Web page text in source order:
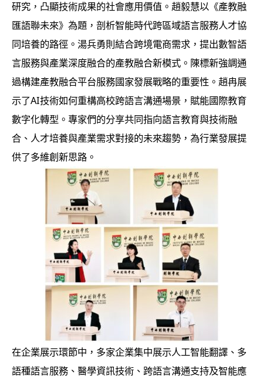
研究，凸顯技術成果的社會應用價值。趙毅慧以《產教融
匯語聯未來》為題，剖析智能時代跨區域語言服務人才協
同培養的路徑。湯兵勇則結合跨境電商需求，提出數智語
言服務與產業深度融合的產教融合新模式。陳標新強調通
過構建產教融合平台服務國家發展戰略的重要性。趙冉展
示了AI技術如何重構高校跨語言溝通場景，賦能國際教育
數字化轉型。專家們的分享共同指向語言教育與技術融
合、人才培養與產業需求對接的未來趨勢，為行業發展提
供了多維創新思路。
在企業展示環節中，多家企業集中展示人工智能翻譯、多
語種語言服務、醫學資訊技術、跨語言溝通支持及智能應